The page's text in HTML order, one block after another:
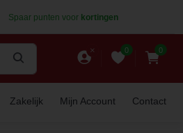
Spaar punten voor kortingen
0 0
Zakelijk Mijn Account Contact